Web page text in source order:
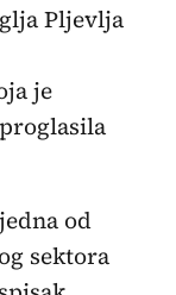
Pljevlja
je
od
sektora